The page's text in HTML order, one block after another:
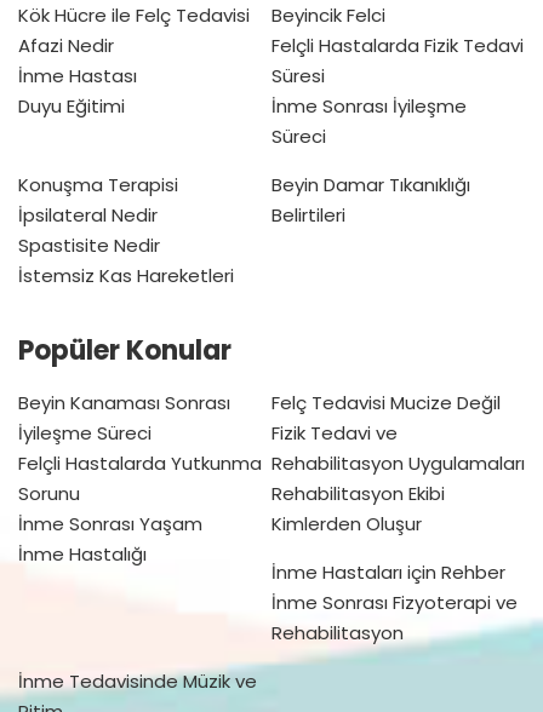
Kök Hücre ile Felç Tedavisi
Afazi Nedir
İnme Hastası
Duyu Eğitimi
Beyincik Felci
Felçli Hastalarda Fizik Tedavi
Süresi
İnme Sonrası İyileşme
Süreci
Konuşma Terapisi
İpsilateral Nedir
Spastisite Nedir
İstemsiz Kas Hareketleri
Beyin Damar Tıkanıklığı
Belirtileri
Popüler Konular
Beyin Kanaması Sonrası
İyileşme Süreci
Felçli Hastalarda Yutkunma
Sorunu
İnme Sonrası Yaşam
İnme Hastalığı
Felç Tedavisi Mucize Değil
Fizik Tedavi ve
Rehabilitasyon Uygulamaları
Rehabilitasyon Ekibi
Kimlerden Oluşur
İnme Hastaları için Rehber
İnme Sonrası Fizyoterapi ve
Rehabilitasyon
İnme Tedavisinde Müzik ve